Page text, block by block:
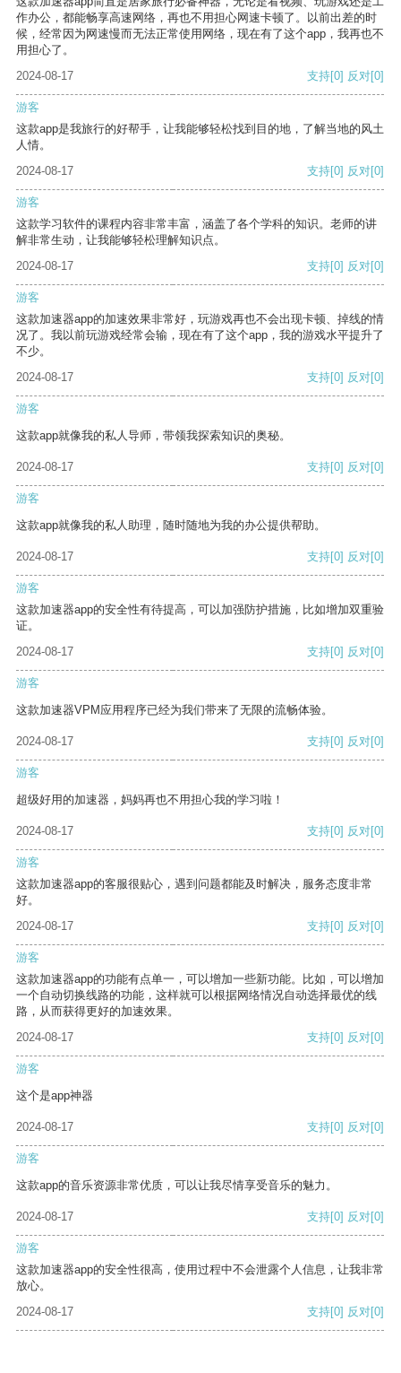
作办公，都能畅享高速网络，再也不用担心网速卡顿了。以前出差的时
候，经常因为网速慢而无法正常使用网络，现在有了这个app，我再也不
用担心了。
2024-08-17
支持[0] 反对[0]
游客
这款app是我旅行的好帮手，让我能够轻松找到目的地，了解当地的风土
人情。
2024-08-17
支持[0] 反对[0]
游客
这款学习软件的课程内容非常丰富，涵盖了各个学科的知识。老师的讲
解非常生动，让我能够轻松理解知识点。
2024-08-17
支持[0] 反对[0]
游客
这款加速器app的加速效果非常好，玩游戏再也不会出现卡顿、掉线的情
况了。我以前玩游戏经常会输，现在有了这个app，我的游戏水平提升了
不少。
2024-08-17
支持[0] 反对[0]
游客
这款app就像我的私人导师，带领我探索知识的奥秘。
2024-08-17 支持[0] 反对[0]
游客
这款app就像我的私人助理，随时随地为我的办公提供帮助。
2024-08-17 支持[0] 反对[0]
游客
这款加速器app的安全性有待提高，可以加强防护措施，比如增加双重验
证。
2024-08-17
支持[0] 反对[0]
游客
这款加速器VPM应用程序已经为我们带来了无限的流畅体验。
2024-08-17 支持[0] 反对[0]
游客
超级好用的加速器，妈妈再也不用担心我的学习啦！
2024-08-17 支持[0] 反对[0]
游客
这款加速器app的客服很贴心，遇到问题都能及时解决，服务态度非常
好。
2024-08-17
支持[0] 反对[0]
游客
这款加速器app的功能有点单一，可以增加一些新功能。比如，可以增加
一个自动切换线路的功能，这样就可以根据网络情况自动选择最优的线
路，从而获得更好的加速效果。
2024-08-17
支持[0] 反对[0]
游客
这个是app神器
2024-08-17 支持[0] 反对[0]
游客
这款app的音乐资源非常优质，可以让我尽情享受音乐的魅力。
2024-08-17 支持[0] 反对[0]
游客
这款加速器app的安全性很高，使用过程中不会泄露个人信息，让我非常
放心。
2024-08-17
支持[0] 反对[0]